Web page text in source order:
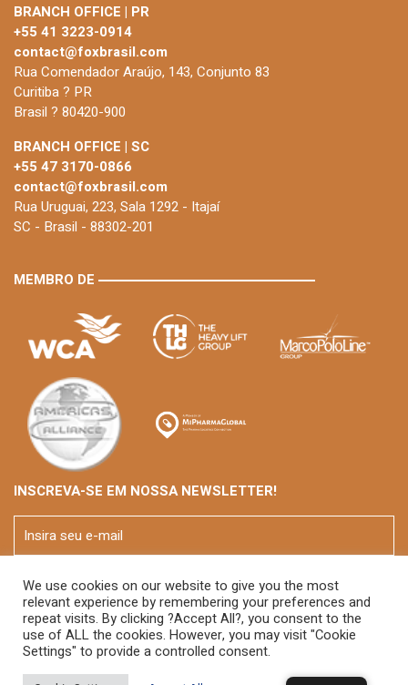
BRANCH OFFICE | PR
+55 41 3223-0914
contact@foxbrasil.com
Rua Comendador Araújo, 143, Conjunto 83
Curitiba ? PR
Brasil ? 80420-900
BRANCH OFFICE | SC
+55 47 3170-0866
contact@foxbrasil.com
Rua Uruguai, 223, Sala 1292 - Itajaí
SC - Brasil - 88302-201
MEMBRO DE
INSCREVA-SE EM NOSSA NEWSLETTER!
We use cookies on our website to give you the most
relevant experience by remembering your preferences and
repeat visits. By clicking ?Accept All?, you consent to the
use of ALL the cookies. However, you may visit "Cookie
Settings" to provide a controlled consent.